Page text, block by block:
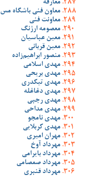
معارفه
معاون فنی باشگاه مس
معاونت فنی
معصومه ارژنگ
معین عباسیان
معین قربانی
منصور ابراهیم‌زاده
مهدی اسلامی
مهدی بریحی
مهدی تیکدری
مهدی دغاغله
مهدی رجبی
مهدی مداحی
مهدی نامجو
مهدی کربلایی
مهران امیری
مهرداد آوخ
مهرداد بایرامی
مهرداد صمصامی
مهرداد قنبری